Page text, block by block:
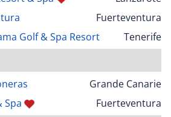
Fuerteventura
Golf & Spa Resort
Tenerife
Grande Canarie
Spa
Fuerteventura